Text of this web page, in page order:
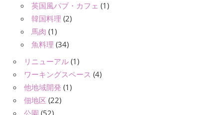
英国風パブ・カフェ (1)
韓国料理 (2)
馬肉 (1)
魚料理 (34)
リニューアル (1)
ワーキングスペース (4)
他地域開発 (1)
佃地区 (22)
公園 (52)